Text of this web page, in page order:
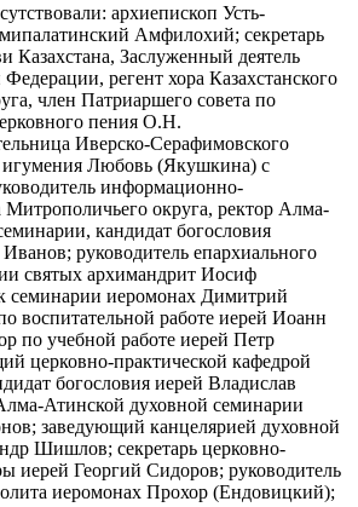
архиепископ Усть-
Амфилохий; секретарь
Казахстана, Заслуженный деятель
регент хора Казахстанского
член Патриаршего совета по
пения О.Н.
Иверско-Серафимовского
игумения Любовь (Якушкина) с
информационно-
Митрополичьего округа, ректор Алма-
кандидат богословия
руководитель епархиального
святых архимандрит Иосиф
семинарии иеромонах Димитрий
воспитательной работе иерей Иоанн
по учебной работе иерей Петр
церковно-практической кафедрой
богословия иерей Владислав
Атинской духовной семинарии
заведующий канцелярией духовной
Шишлов; секретарь церковно-
иерей Георгий Сидоров; руководитель
иеромонах Прохор (Ендовицкий);